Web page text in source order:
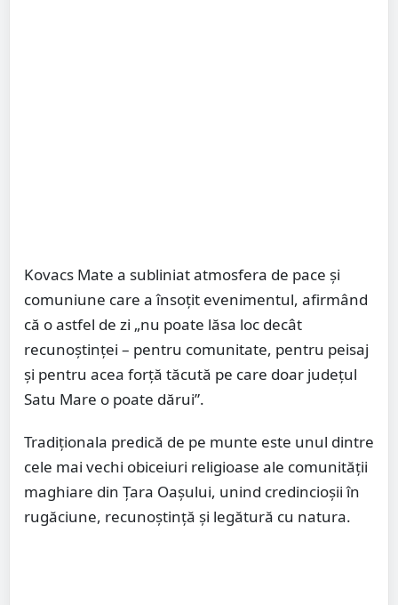
Kovacs Mate a subliniat atmosfera de pace și
comuniune care a însoțit evenimentul, afirmând
că o astfel de zi „nu poate lăsa loc decât
recunoștinței – pentru comunitate, pentru peisaj
și pentru acea forță tăcută pe care doar județul
Satu Mare o poate dărui”.
Tradiționala predică de pe munte este unul dintre
cele mai vechi obiceiuri religioase ale comunității
maghiare din Țara Oașului, unind credincioșii în
rugăciune, recunoștință și legătură cu natura.